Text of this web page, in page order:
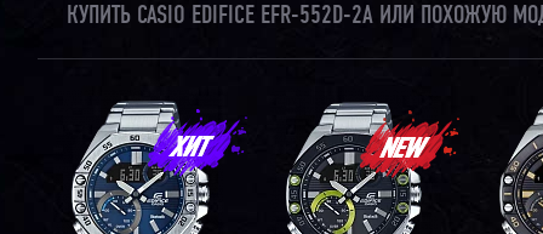
КУПИТЬ CASIO EDIFICE EFR-552D-2A ИЛИ ПОХОЖУЮ